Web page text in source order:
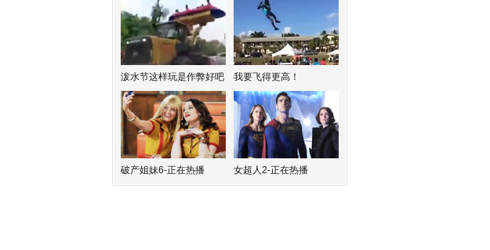
泼水节这样玩是作弊好吧 我要飞得更高！
破产姐妹6-正在热播 女超人2-正在热播